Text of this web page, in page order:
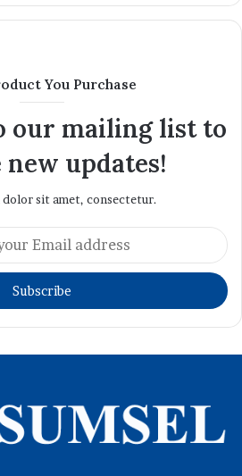
You Purchase
our mailing list to
new updates!
sit amet, consectetur.